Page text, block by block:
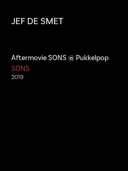
JEF DE SMET
Aftermovie SONS @ Pukkelpop
SONS
2019